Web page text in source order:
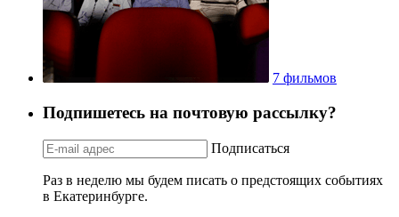
7 фильмов
Подпишетесь на почтовую рассылку?
Подписаться
Раз в неделю мы будем писать о предстоящих событиях
в Екатеринбурге.